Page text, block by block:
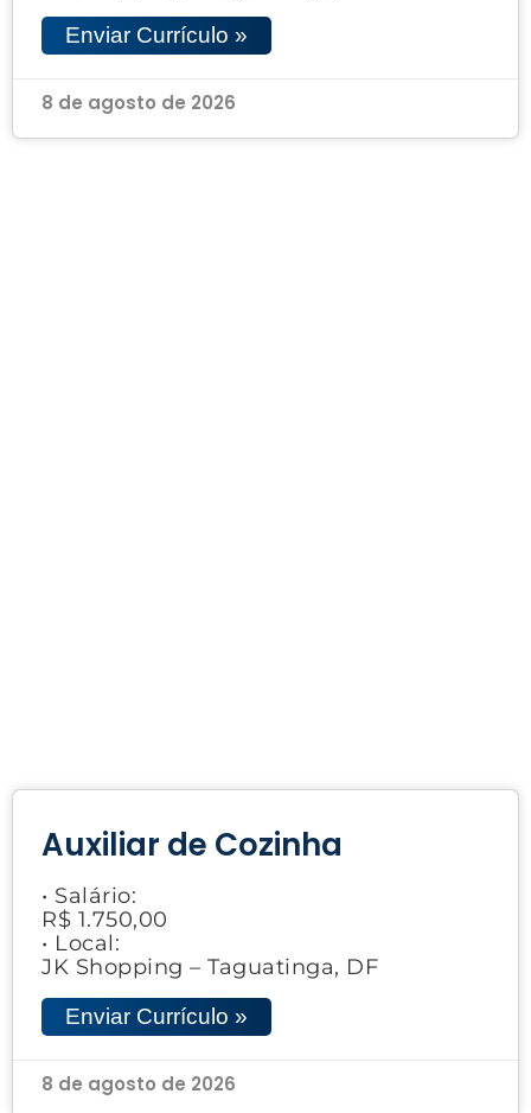
Enviar Currículo »
8 de agosto de 2026
Auxiliar de Cozinha
• Salário:
R$ 1.750,00
• Local:
JK Shopping – Taguatinga, DF
Enviar Currículo »
8 de agosto de 2026